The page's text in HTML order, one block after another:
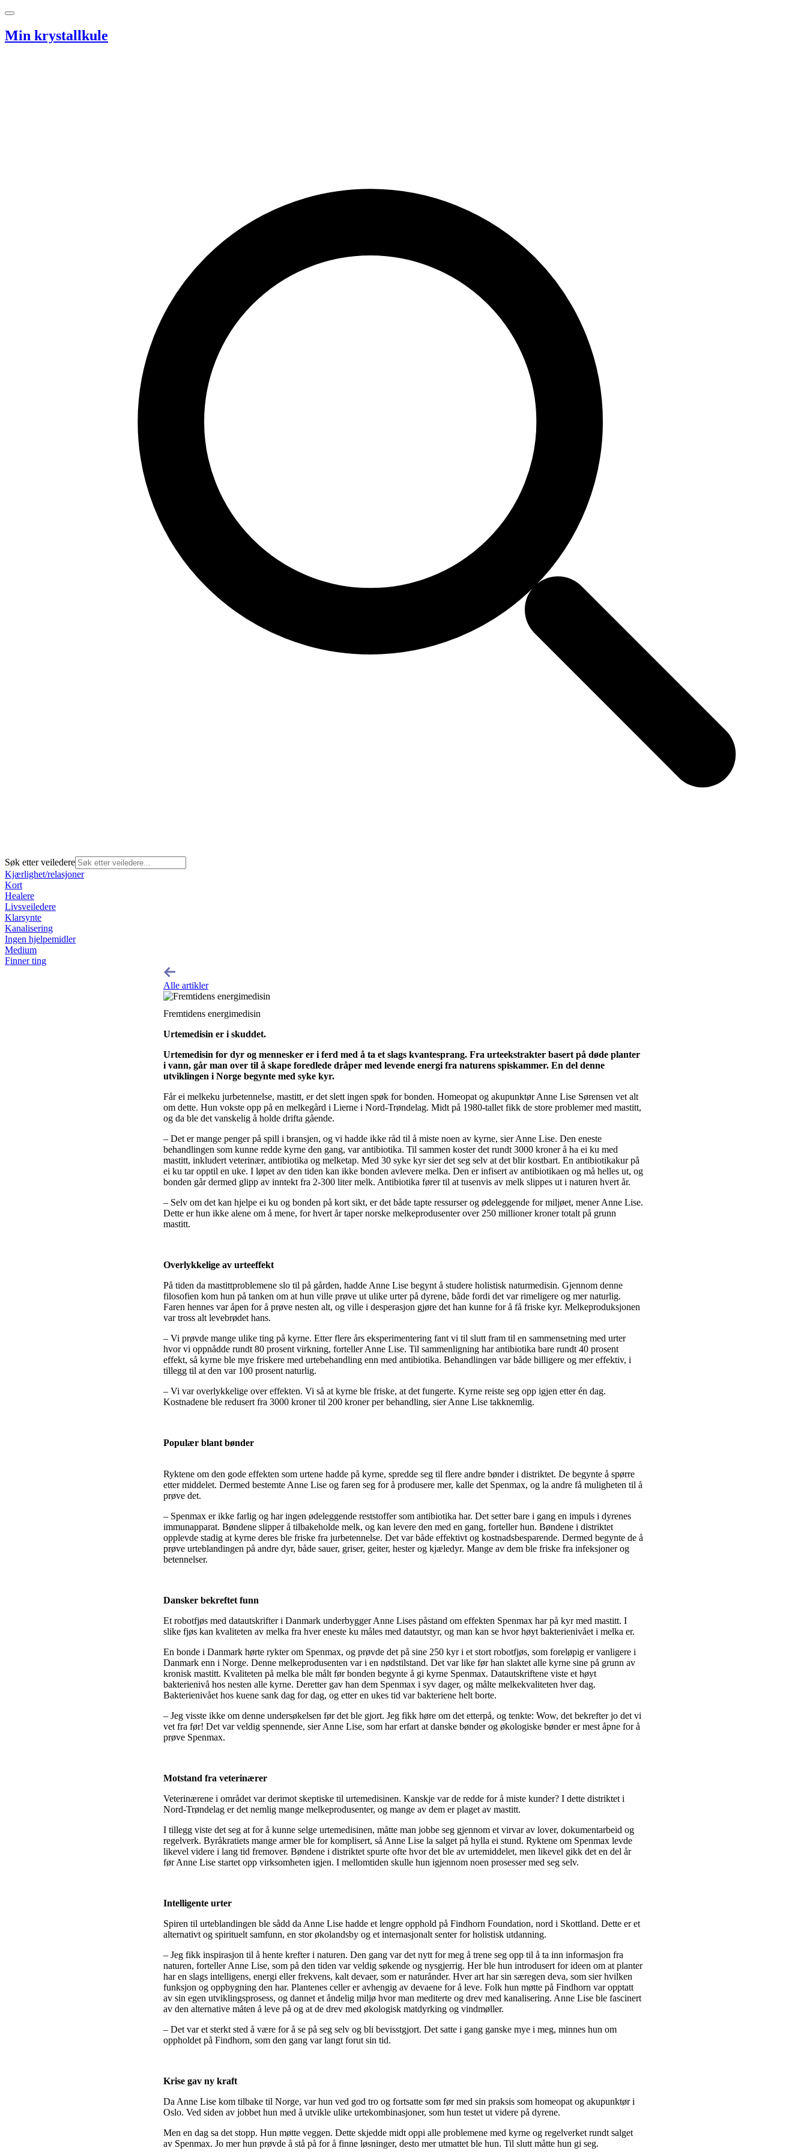
Hopp til innhold
Min krystallkule
Søk etter veiledere
Kjærlighet/relasjoner
Kort
Healere
Livsveiledere
Klarsynte
Kanalisering
Ingen hjelpemidler
Medium
Finner ting
Alle artikler
Fremtidens energimedisin
Urtemedisin er i skuddet.
Urtemedisin for dyr og mennesker er i ferd med å ta et slags kvantesprang. Fra urteekstrakter basert på døde planter
i vann, går man over til å skape foredlede dråper med levende energi fra naturens spiskammer. En del denne
utviklingen i Norge begynte med syke kyr.
Får ei melkeku jurbetennelse, mastitt, er det slett ingen spøk for bonden. Homeopat og akupunktør Anne Lise Sørensen vet alt
om dette. Hun vokste opp på en melkegård i Lierne i Nord-Trøndelag. Midt på 1980-tallet fikk de store problemer med mastitt,
og da ble det vanskelig å holde drifta gående.
– Det er mange penger på spill i bransjen, og vi hadde ikke råd til å miste noen av kyrne, sier Anne Lise. Den eneste
behandlingen som kunne redde kyrne den gang, var antibiotika. Til sammen koster det rundt 3000 kroner å ha ei ku med
mastitt, inkludert veterinær, antibiotika og melketap. Med 30 syke kyr sier det seg selv at det blir kostbart. En antibiotikakur på
ei ku tar opptil en uke. I løpet av den tiden kan ikke bonden avlevere melka. Den er infisert av antibiotikaen og må helles ut, og
bonden går dermed glipp av inntekt fra 2-300 liter melk. Antibiotika fører til at tusenvis av melk slippes ut i naturen hvert år.
– Selv om det kan hjelpe ei ku og bonden på kort sikt, er det både tapte ressurser og ødeleggende for miljøet, mener Anne Lise.
Dette er hun ikke alene om å mene, for hvert år taper norske melkeprodusenter over 250 millioner kroner totalt på grunn
mastitt.
Overlykkelige av urteeffekt
På tiden da mastittproblemene slo til på gården, hadde Anne Lise begynt å studere holistisk naturmedisin. Gjennom denne
filosofien kom hun på tanken om at hun ville prøve ut ulike urter på dyrene, både fordi det var rimeligere og mer naturlig.
Faren hennes var åpen for å prøve nesten alt, og ville i desperasjon gjøre det han kunne for å få friske kyr. Melkeproduksjonen
var tross alt levebrødet hans.
– Vi prøvde mange ulike ting på kyrne. Etter flere års eksperimentering fant vi til slutt fram til en sammensetning med urter
hvor vi oppnådde rundt 80 prosent virkning, forteller Anne Lise. Til sammenligning har antibiotika bare rundt 40 prosent
effekt, så kyrne ble mye friskere med urtebehandling enn med antibiotika. Behandlingen var både billigere og mer effektiv, i
tillegg til at den var 100 prosent naturlig.
– Vi var overlykkelige over effekten. Vi så at kyrne ble friske, at det fungerte. Kyrne reiste seg opp igjen etter én dag.
Kostnadene ble redusert fra 3000 kroner til 200 kroner per behandling, sier Anne Lise takknemlig.
Populær blant bønder
Ryktene om den gode effekten som urtene hadde på kyrne, spredde seg til flere andre bønder i distriktet. De begynte å spørre
etter middelet. Dermed bestemte Anne Lise og faren seg for å produsere mer, kalle det Spenmax, og la andre få muligheten til å
prøve det.
– Spenmax er ikke farlig og har ingen ødeleggende reststoffer som antibiotika har. Det setter bare i gang en impuls i dyrenes
immunapparat. Bøndene slipper å tilbakeholde melk, og kan levere den med en gang, forteller hun. Bøndene i distriktet
opplevde stadig at kyrne deres ble friske fra jurbetennelse. Det var både effektivt og kostnadsbesparende. Dermed begynte de å
prøve urteblandingen på andre dyr, både sauer, griser, geiter, hester og kjæledyr. Mange av dem ble friske fra infeksjoner og
betennelser.
Dansker bekreftet funn
Et robotfjøs med datautskrifter i Danmark underbygger Anne Lises påstand om effekten Spenmax har på kyr med mastitt. I
slike fjøs kan kvaliteten av melka fra hver eneste ku måles med datautstyr, og man kan se hvor høyt bakterienivået i melka er.
En bonde i Danmark hørte rykter om Spenmax, og prøvde det på sine 250 kyr i et stort robotfjøs, som foreløpig er vanligere i
Danmark enn i Norge. Denne melkeprodusenten var i en nødstilstand. Det var like før han slaktet alle kyrne sine på grunn av
kronisk mastitt. Kvaliteten på melka ble målt før bonden begynte å gi kyrne Spenmax. Datautskriftene viste et høyt
bakterienivå hos nesten alle kyrne. Deretter gav han dem Spenmax i syv dager, og målte melkekvaliteten hver dag.
Bakterienivået hos kuene sank dag for dag, og etter en ukes tid var bakteriene helt borte.
– Jeg visste ikke om denne undersøkelsen før det ble gjort. Jeg fikk høre om det etterpå, og tenkte: Wow, det bekrefter jo det vi
vet fra før! Det var veldig spennende, sier Anne Lise, som har erfart at danske bønder og økologiske bønder er mest åpne for å
prøve Spenmax.
Motstand fra veterinærer
Veterinærene i området var derimot skeptiske til urtemedisinen. Kanskje var de redde for å miste kunder? I dette distriktet i
Nord-Trøndelag er det nemlig mange melkeprodusenter, og mange av dem er plaget av mastitt.
I tillegg viste det seg at for å kunne selge urtemedisinen, måtte man jobbe seg gjennom et virvar av lover, dokumentarbeid og
regelverk. Byråkratiets mange armer ble for komplisert, så Anne Lise la salget på hylla ei stund. Ryktene om Spenmax levde
likevel videre i lang tid fremover. Bøndene i distriktet spurte ofte hvor det ble av urtemiddelet, men likevel gikk det en del år
før Anne Lise startet opp virksomheten igjen. I mellomtiden skulle hun igjennom noen prosesser med seg selv.
Intelligente urter
Spiren til urteblandingen ble sådd da Anne Lise hadde et lengre opphold på Findhorn Foundation, nord i Skottland. Dette er et
alternativt og spirituelt samfunn, en stor økolandsby og et internasjonalt senter for holistisk utdanning.
– Jeg fikk inspirasjon til å hente krefter i naturen. Den gang var det nytt for meg å trene seg opp til å ta inn informasjon fra
naturen, forteller Anne Lise, som på den tiden var veldig søkende og nysgjerrig. Her ble hun introdusert for ideen om at planter
har en slags intelligens, energi eller frekvens, kalt devaer, som er naturånder. Hver art har sin særegen deva, som sier hvilken
funksjon og oppbygning den har. Plantenes celler er avhengig av devaene for å leve. Folk hun møtte på Findhorn var opptatt
av sin egen utviklingsprosess, og dannet et åndelig miljø hvor man mediterte og drev med kanalisering. Anne Lise ble fascinert
av den alternative måten å leve på og at de drev med økologisk matdyrking og vindmøller.
– Det var et sterkt sted å være for å se på seg selv og bli bevisstgjort. Det satte i gang ganske mye i meg, minnes hun om
oppholdet på Findhorn, som den gang var langt forut sin tid.
Krise gav ny kraft
Da Anne Lise kom tilbake til Norge, var hun ved god tro og fortsatte som før med sin praksis som homeopat og akupunktør i
Oslo. Ved siden av jobbet hun med å utvikle ulike urtekombinasjoner, som hun testet ut videre på dyrene.
Men en dag sa det stopp. Hun møtte veggen. Dette skjedde midt oppi alle problemene med kyrne og regelverket rundt salget
av Spenmax. Jo mer hun prøvde å stå på for å finne løsninger, desto mer utmattet ble hun. Til slutt måtte hun gi seg.